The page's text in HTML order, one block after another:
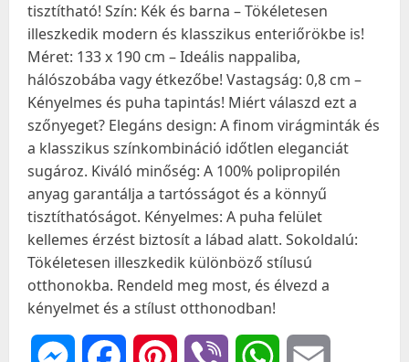
tisztítható! Szín: Kék és barna – Tökéletesen
illeszkedik modern és klasszikus enteriőrökbe is!
Méret: 133 x 190 cm – Ideális nappaliba,
hálószobába vagy étkezőbe! Vastagság: 0,8 cm –
Kényelmes és puha tapintás! Miért válaszd ezt a
szőnyeget? Elegáns design: A finom virágminták és
a klasszikus színkombináció időtlen eleganciát
sugároz. Kiváló minőség: A 100% polipropilén
anyag garantálja a tartósságot és a könnyű
tisztíthatóságot. Kényelmes: A puha felület
kellemes érzést biztosít a lábad alatt. Sokoldalú:
Tökéletesen illeszkedik különböző stílusú
otthonokba. Rendeld meg most, és élvezd a
kényelmet és a stílust otthonodban!
MessengerFacebookPinterest Viber WhatsApp